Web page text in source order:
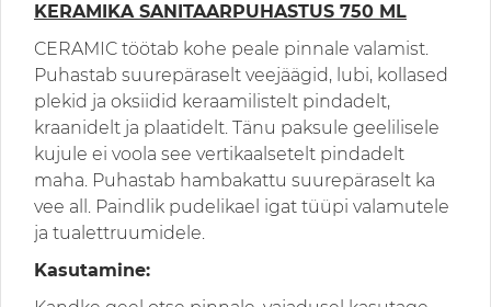
KERAMIKA SANITAARPUHASTUS 750 ML
CERAMIC töötab kohe peale pinnale valamist.
Puhastab suurepäraselt veejäägid, lubi, kollased
plekid ja oksiidid keraamilistelt pindadelt,
kraanidelt ja plaatidelt. Tänu paksule geelilisele
kujule ei voola see vertikaalsetelt pindadelt
maha. Puhastab hambakattu suurepäraselt ka
vee all. Paindlik pudelikael igat tüüpi valamutele
ja tualettruumidele.
Kasutamine: